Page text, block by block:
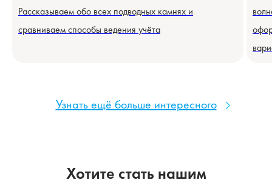
Рассказываем обо всех подводных камнях и
сравниваем способы ведения учёта
Узнать ещё больше интересного
Хотите стать нашим